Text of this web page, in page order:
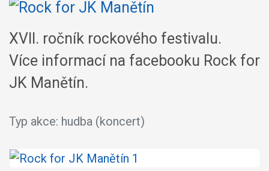
XVII. ročník rockového festivalu.
Více informací na facebooku Rock for
JK Manětín.
Typ akce: hudba (koncert)